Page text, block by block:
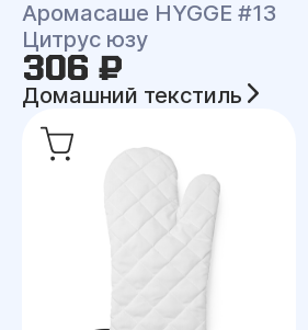
Аромасаше HYGGE #13
Цитрус юзу
306 ₽
Домашний текстиль